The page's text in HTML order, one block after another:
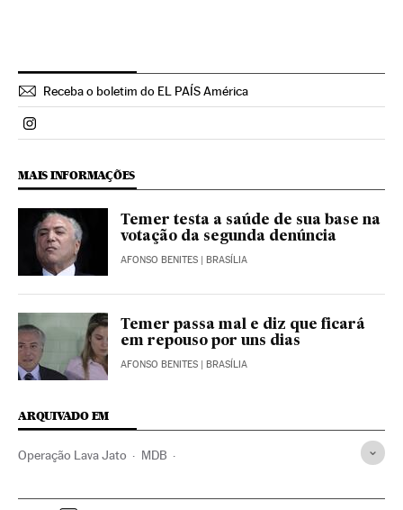
Receba o boletim do EL PAÍS América
Politica El País Brasil en Instagram
MAIS INFORMAÇÕES
Temer testa a saúde de sua base na
votação da segunda denúncia
AFONSO BENITES | BRASÍLIA
Temer passa mal e diz que ficará
em repouso por uns dias
AFONSO BENITES | BRASÍLIA
ARQUIVADO EM
Operação Lava Jato MDB